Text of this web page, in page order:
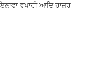
ਵਪਾਰੀ ਆਦਿ ਹਾਜ਼ਰ